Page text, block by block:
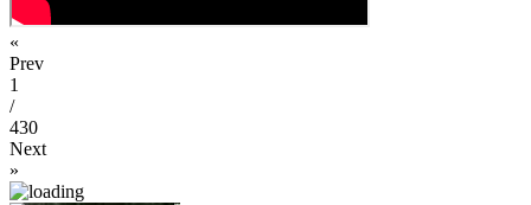
«
Prev
1
/
430
Next
»